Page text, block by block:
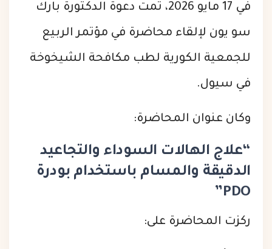
في 17 مايو 2026، تمت دعوة الدكتورة بارك
سو يون لإلقاء محاضرة في مؤتمر الربيع
للجمعية الكورية لطب مكافحة الشيخوخة
في سيول.
وكان عنوان المحاضرة:
“علاج الهالات السوداء والتجاعيد
الدقيقة والمسام باستخدام بودرة
PDO”
ركزت المحاضرة على: